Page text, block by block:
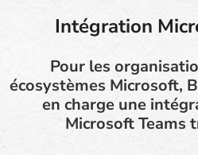
Intégration
Pour les
écosystèmes Microsoft,
en charge une
Microsoft Teams